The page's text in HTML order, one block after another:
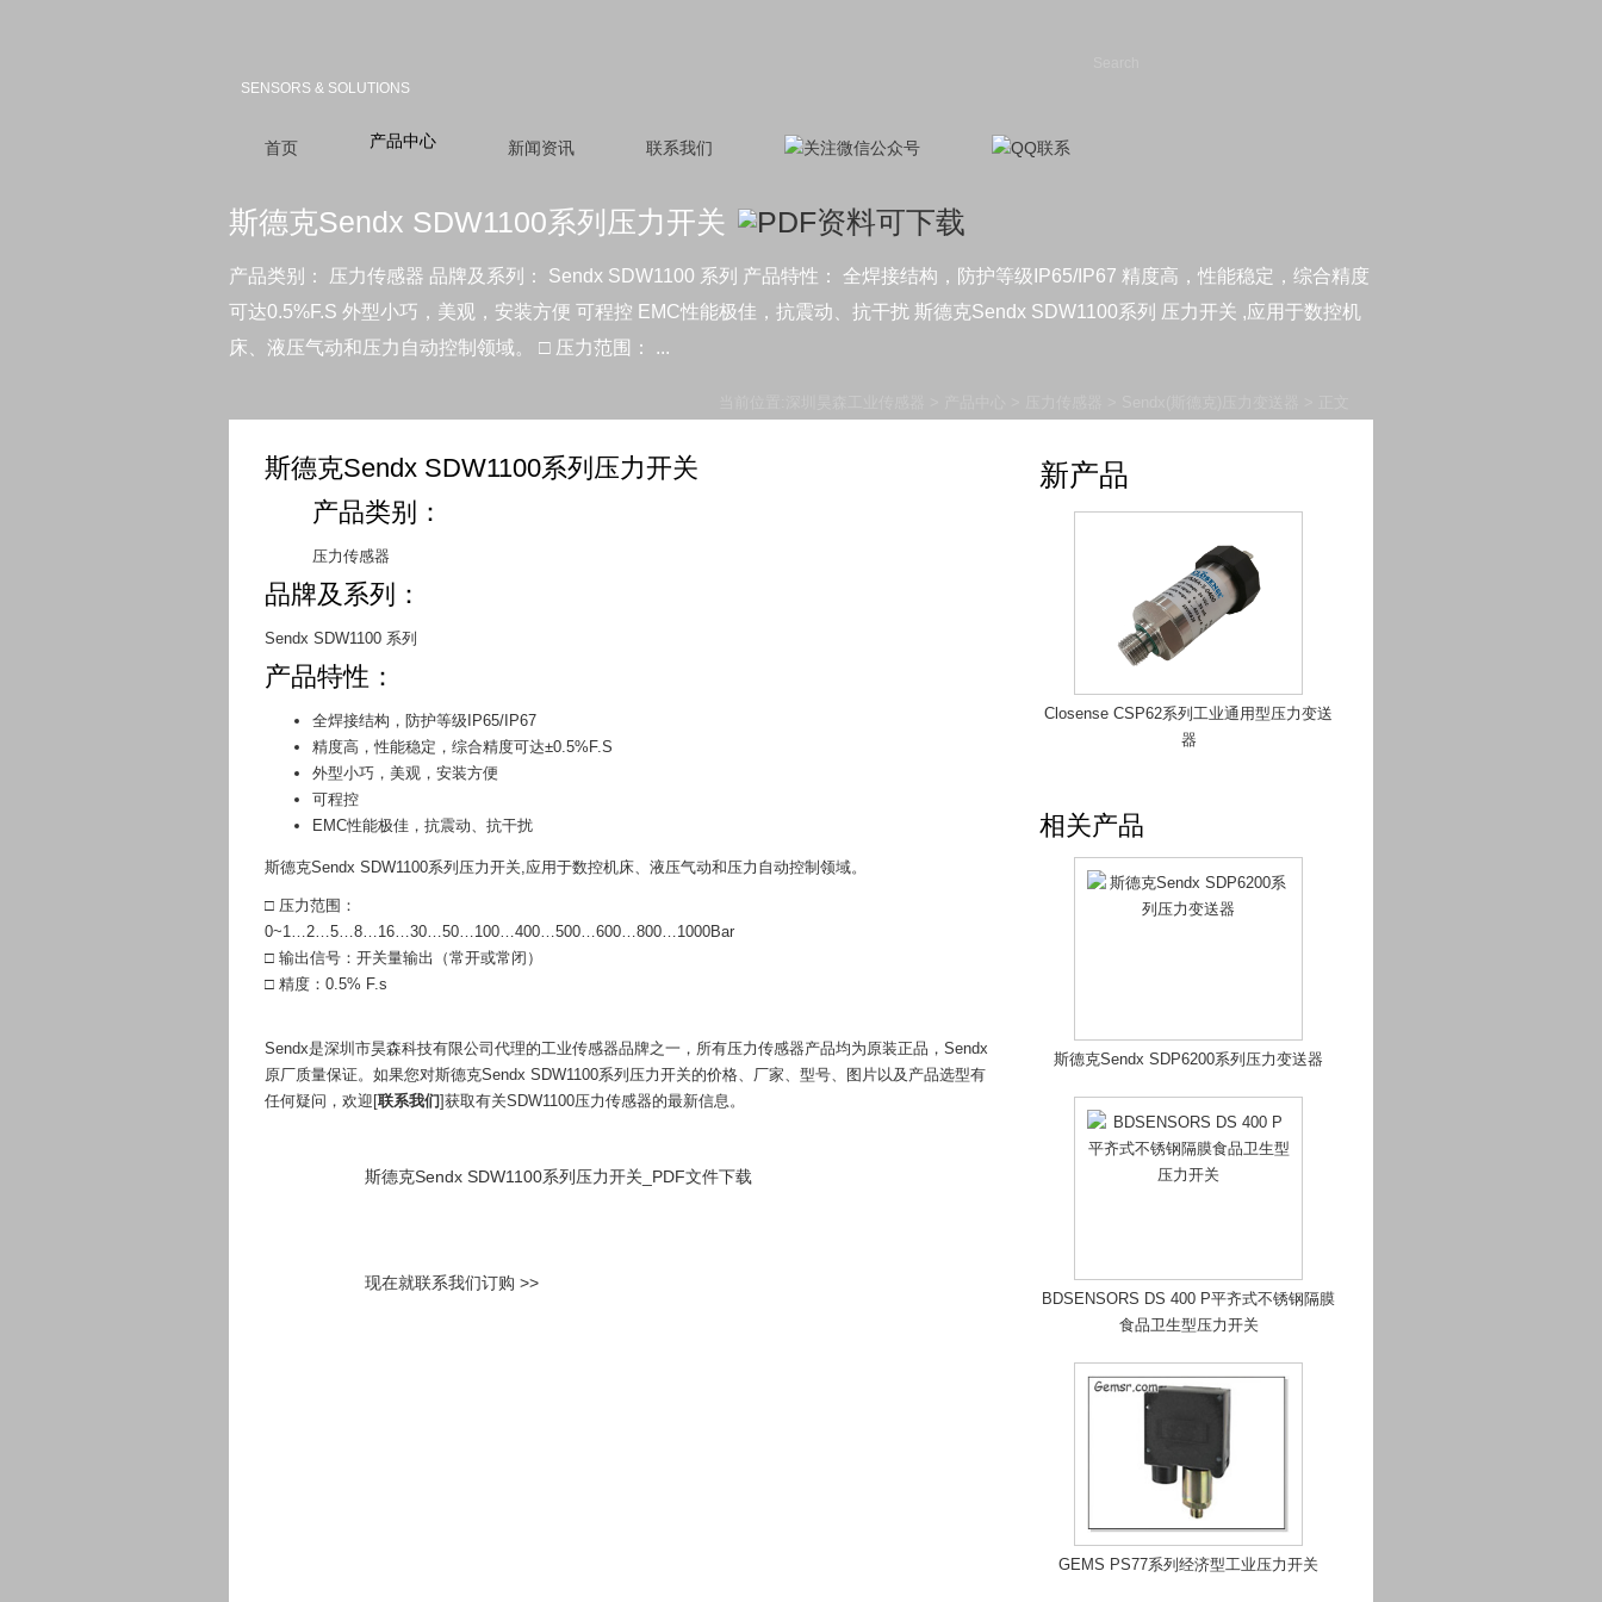
SENSORS & SOLUTIONS
首页 产品中心 新闻资讯 联系我们
斯德克Sendx SDW1100系列压力开关
产品类别： 压力传感器 品牌及系列： Sendx SDW1100 系列 产品特性： 全焊接结构，防护等级IP65/IP67 精度高，性能稳定，综合精度
可达0.5%F.S 外型小巧，美观，安装方便 可程控 EMC性能极佳，抗震动、抗干扰 斯德克Sendx SDW1100系列 压力开关 ,应用于数控机
床、液压气动和压力自动控制领域。 □ 压力范围： ...
斯德克Sendx SDW1100系列压力开关
产品类别：
压力传感器
品牌及系列：
Sendx SDW1100 系列
产品特性：
全焊接结构，防护等级IP65/IP67
精度高，性能稳定，综合精度可达±0.5%F.S
外型小巧，美观，安装方便
可程控
EMC性能极佳，抗震动、抗干扰
斯德克Sendx SDW1100系列 压力开关,应用于数控机床、液压气动和压力自动控制领域。
□ 压力范围：
0~1…2…5…8…16…30…50…100…400…500…600…800…1000Bar
□ 输出信号：开关量输出（常开或常闭）
□ 精度：0.5% F.s
Sendx是深圳市昊森科技有限公司代理的工业传感器品牌之一，所有压力传感器产品均为原装正品，Sendx
原厂质量保证。如果您对斯德克Sendx SDW1100系列压力开关的价格、厂家、型号、图片以及产品选型有
任何疑问，欢迎[联系我们]获取有关SDW1100压力传感器的最新信息。
斯德克Sendx SDW1100系列压力开关_PDF文件下载
现在就联系我们订购 >>
新产品
Closense CSP62系列工业通用型压力变送
器
相关产品
斯德克Sendx SDP6200系列压力变送器
BDSENSORS DS 400 P平齐式不锈钢隔膜
食品卫生型压力开关
GEMS PS77系列经济型工业压力开关